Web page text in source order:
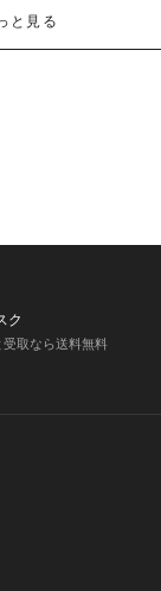
と見る
ク
受取なら送料無料